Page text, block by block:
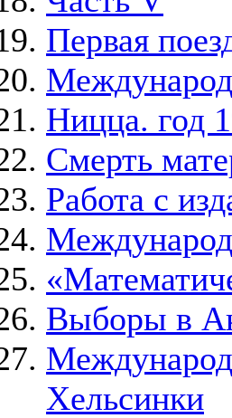
Первая
Ницца. год
Смерть
Работа с
Выборы в
Хельсинки